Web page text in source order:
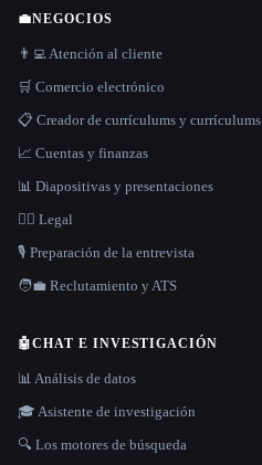
💼NEGOCIOS
👨‍💻 Atención al cliente
🛒 Comercio electrónico
📋 Creador de currículums y currículums
📈 Cuentas y finanzas
📊 Diapositivas y presentaciones
👩‍⚖️ Legal
🎙️ Preparación de la entrevista
🧑‍💼 Reclutamiento y ATS
🤖CHAT E INVESTIGACIÓN
📊 Análisis de datos
🎓 Asistente de investigación
🔍 Los motores de búsqueda